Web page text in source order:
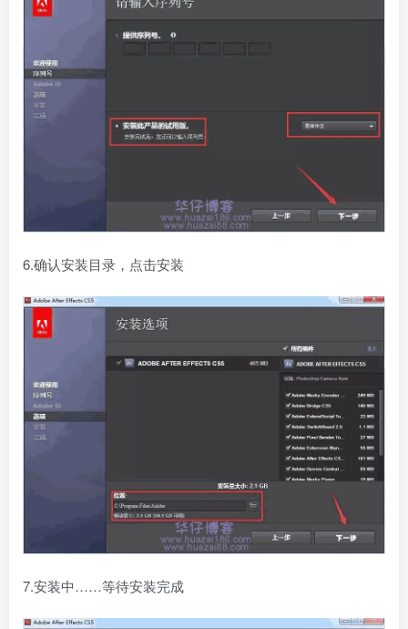
6.确认安装目录，点击安装
7.安装中……等待安装完成